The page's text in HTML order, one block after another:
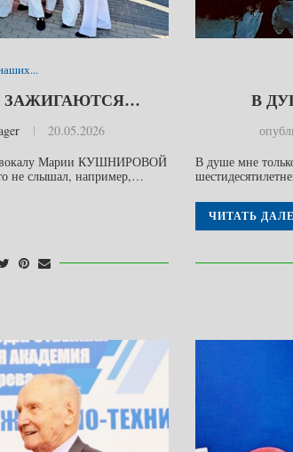
ЗАЖИГАЮТСЯ…
20.05.2026
вокалу Марии КУШНИРОВОЙ
не слышал, например,…
В
В душе мне
ЧИТАТЬ